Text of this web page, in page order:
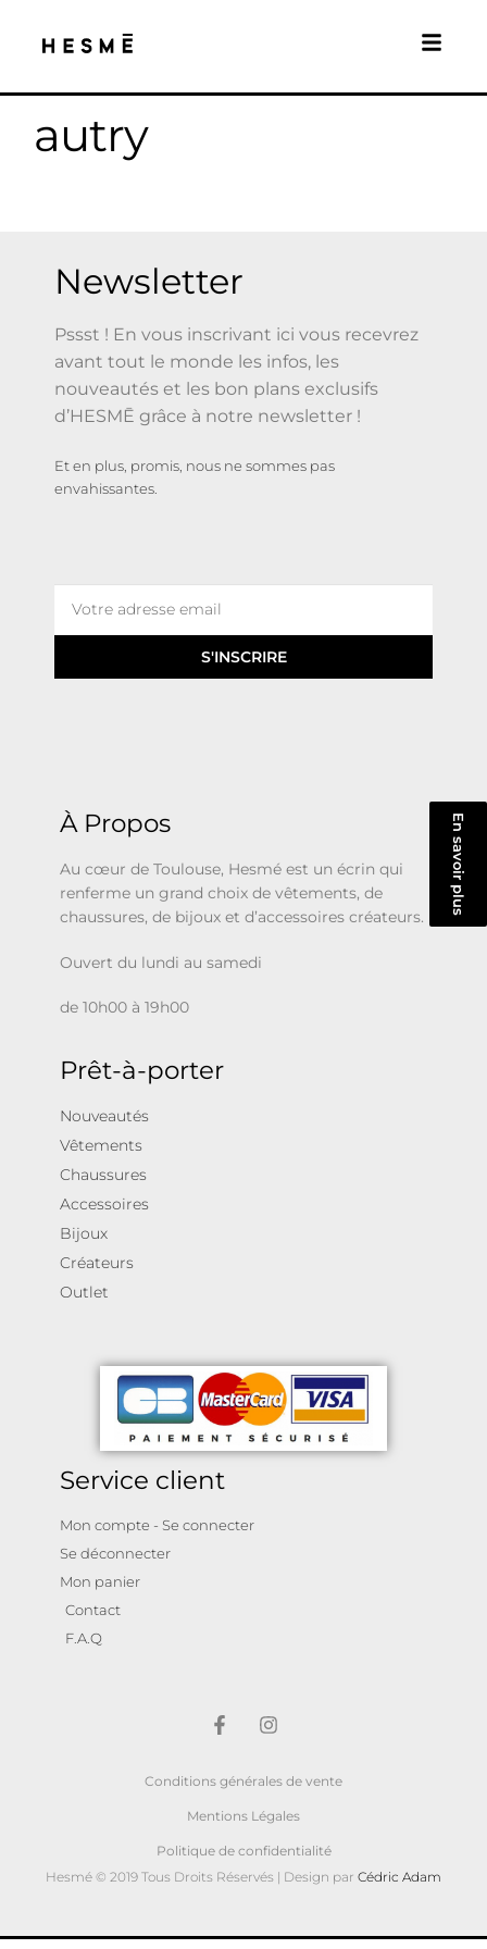
autry
En savoir plus
Newsletter
Pssst ! En vous inscrivant ici vous recevrez
avant tout le monde les infos, les
nouveautés et les bon plans exclusifs
d’HESMĒ grâce à notre newsletter !
Et en plus, promis, nous ne sommes pas
envahissantes.
S'INSCRIRE
À Propos
Au cœur de Toulouse, Hesmé est un écrin qui
renferme un grand choix de vêtements, de
chaussures, de bijoux et d’accessoires créateurs.
Ouvert du lundi au samedi
de 10h00 à 19h00
Prêt-à-porter
Nouveautés
Vêtements
Chaussures
Accessoires
Bijoux
Créateurs
Outlet
Service client
Mon compte - Se connecter
Se déconnecter
Mon panier
Contact
F.A.Q
Conditions générales de vente
Mentions Légales
Politique de confidentialité
Hesmé © 2019 Tous Droits Réservés | Design par Cédric Adam